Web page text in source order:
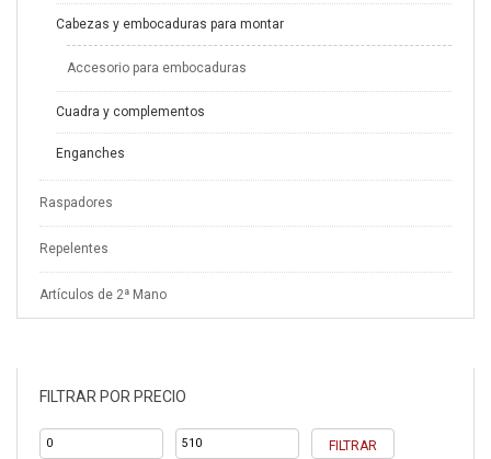
Cabezas y embocaduras para montar
Accesorio para embocaduras
Cuadra y complementos
Enganches
Raspadores
Repelentes
Artículos de 2ª Mano
FILTRAR POR PRECIO
FILTRAR